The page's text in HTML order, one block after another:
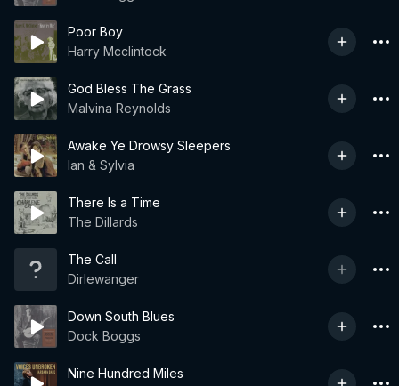
Poor Boy
Harry Mcclintock
God Bless The Grass
Malvina Reynolds
Awake Ye Drowsy Sleepers
Ian & Sylvia
There Is a Time
The Dillards
The Call
Dirlewanger
Down South Blues
Dock Boggs
Nine Hundred Miles